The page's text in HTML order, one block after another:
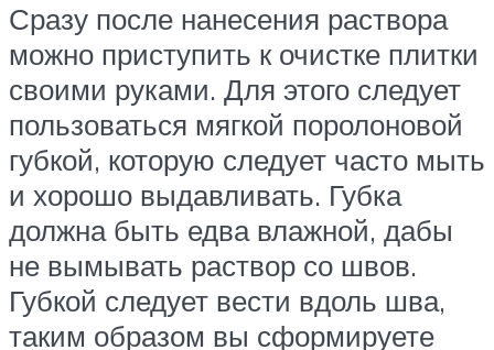
Сразу после нанесения раствора
можно приступить к очистке плитки
своими руками. Для этого следует
пользоваться мягкой поролоновой
губкой, которую следует часто мыть
и хорошо выдавливать. Губка
должна быть едва влажной, дабы
не вымывать раствор со швов.
Губкой следует вести вдоль шва,
таким образом вы сформируете